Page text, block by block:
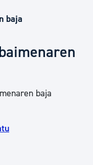
baja
baja